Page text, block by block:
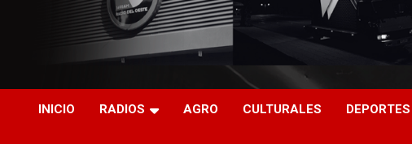
RO CONTENIDOS
INICIO RADIOS AGRO CULTURALES DEPORTES